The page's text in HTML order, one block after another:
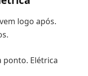
vem logo após.
ponto. Elétrica